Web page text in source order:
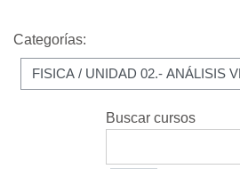
Categorías:
Buscar cursos